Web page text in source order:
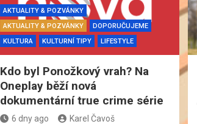
AKTUALITY & POZVÁNKY
AKTUALITY & POZVÁNKY
DOPORUČUJEME
KULTURA
KULTURNÍ TIPY LIFESTYLE
Kdo byl Ponožkový vrah? Na
Oneplay běží nová
dokumentární true crime série
6 dny ago Karel Čavoš